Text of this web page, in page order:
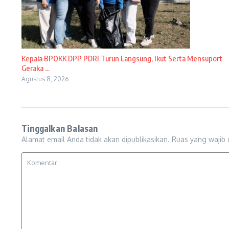
Kepala BPOKK DPP PDRI Turun Langsung, Ikut Serta Mensuport
Geraka ...
Agustus 8, 2026
Tinggalkan Balasan
Alamat email Anda tidak akan dipublikasikan. Ruas yang wajib